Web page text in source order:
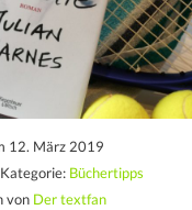
12. März 2019
Büchertipps
von Der textfan